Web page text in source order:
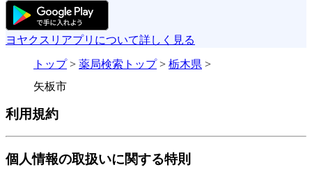
ヨヤクスリアプリについて詳しく見る
トップ> 薬局検索トップ> 栃木県 >
矢板市
利用規約
個人情報の取扱いに関する特則